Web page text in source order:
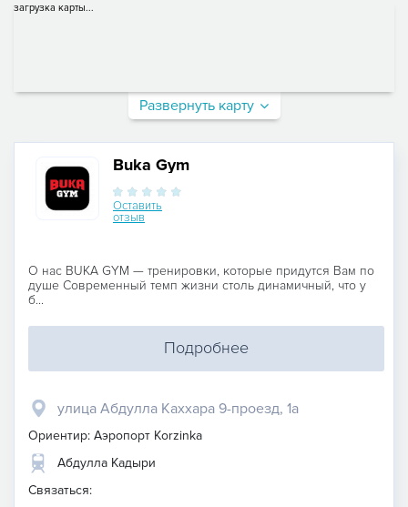
загрузка карты...
Развернуть карту
Buka Gym
Оставить
отзыв
О нас BUKA GYM — тренировки, которые придутся Вам по
душе Современный темп жизни столь динамичный, что у
б...
Подробнее
улица Абдулла Каххара 9-проезд, 1а
Ориентир: Аэропорт Korzinka
Абдулла Кадыри
Связаться: